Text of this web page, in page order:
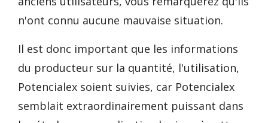
n'ont connu aucune mauvaise situation.
Il est donc important que les informations
du producteur sur la quantité, l'utilisation,
Potencialex soient suivies, car Potencialex
semblait extraordinairement puissant dans